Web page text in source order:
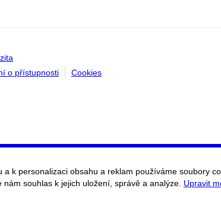
o přístupnosti Cookies
a k personalizaci obsahu a reklam používáme soubory
nám souhlas k jejich uložení, správě a analýze. Upravit